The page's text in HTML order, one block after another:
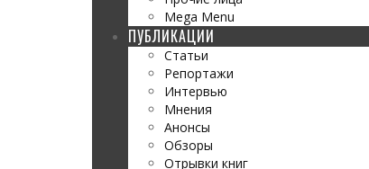
Mega Menu
ПУБЛИКАЦИИ
Статьи
Репортажи
Интервью
Мнения
Анонсы
Обзоры
Отрывки книг